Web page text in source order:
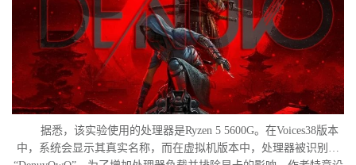
据悉，该实验使用的处理器是Ryzen 5 5600G。在Voices38版本
中，系统会显示其真实名称，而在虚拟机版本中，处理器被识别为